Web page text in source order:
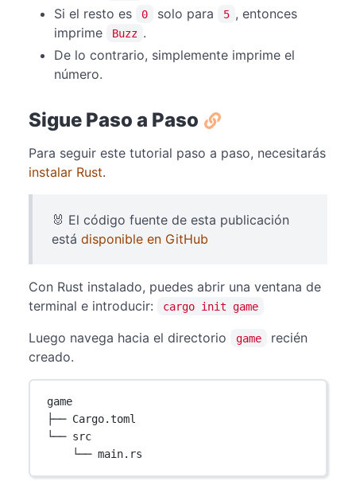
Si el resto es
0 solo para 5 , entonces
imprime
Buzz .
De lo contrario, simplemente imprime el
número.
Sigue Paso a Paso
Para seguir este tutorial paso a paso, necesitarás
instalar Rust.
🐰 El código fuente de esta publicación
está disponible en GitHub
Con Rust instalado, puedes abrir una ventana de
terminal e introducir:
cargo init game
Luego navega hacia el directorio game
recién
creado.
game
├── Cargo.toml
└── src
└── main.rs